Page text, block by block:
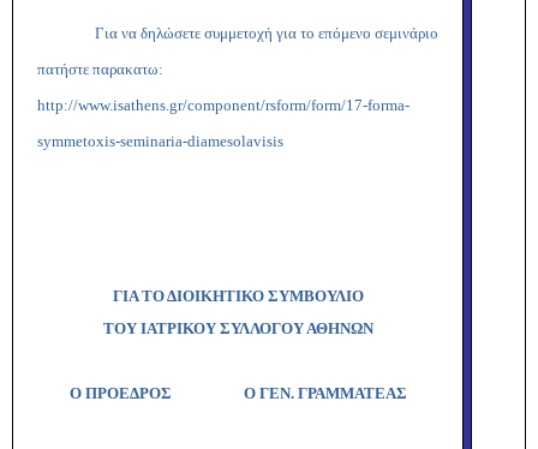
Για να δηλώσετε συμμετοχή για το επόμενο σεμινάριο
πατήστε παρακατω:
http://www.isathens.gr/component/rsform/form/17-forma-
symmetoxis-seminaria-diamesolavisis
ΓΙΑ ΤΟ ΔΙΟΙΚΗΤΙΚΟ ΣΥΜΒΟΥΛΙΟ
ΤΟΥ ΙΑΤΡΙΚΟΥ ΣΥΛΛΟΓΟΥ ΑΘΗΝΩΝ
Ο ΠΡΟΕΔΡΟΣ Ο ΓΕΝ. ΓΡΑΜΜΑΤΕΑΣ